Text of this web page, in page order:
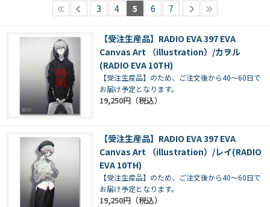
3
4 5 6 7
【受注生産品】RADIO EVA 397 EVA
Canvas Art （illustration）/カヲル
(RADIO EVA 10TH)
【受注生産品】のため、ご注文後から40～60日で
お届け予定となります。
19,250円
【受注生産品】RADIO EVA 397 EVA
Canvas Art （illustration）/レイ(RADIO
EVA 10TH)
【受注生産品】のため、ご注文後から40～60日で
お届け予定となります。
19,250円